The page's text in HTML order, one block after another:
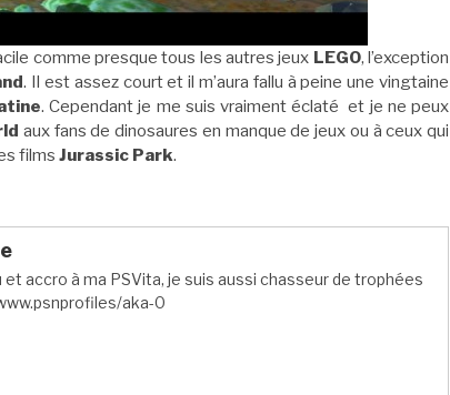
comme presque tous les autres jeux LEGO, l’exception
. Il est assez court et il m’aura fallu à peine une vingtaine
. Cependant je me suis vraiment éclaté et je ne peux
aux fans de dinosaures en manque de jeux ou à ceux qui
films Jurassic Park.
accro à ma PSVita, je suis aussi chasseur de trophées
aka-0